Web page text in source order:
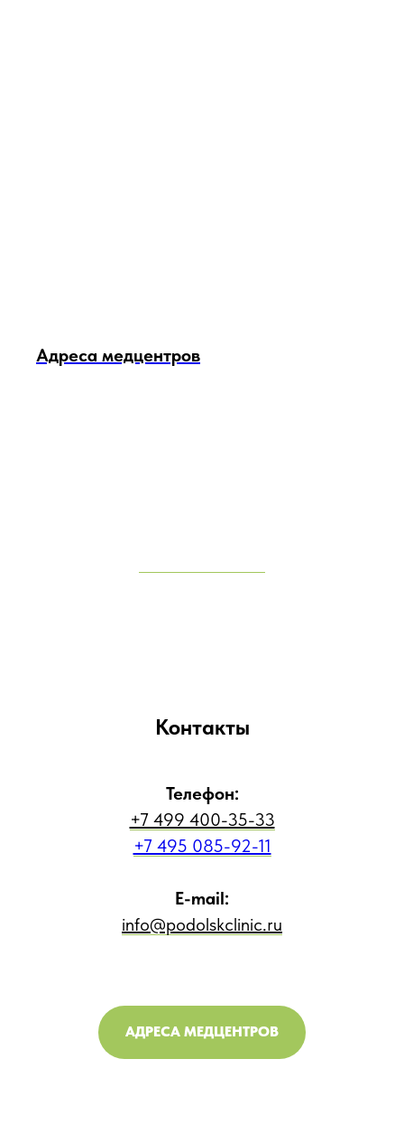
Адреса медцентров
Контакты
Телефон:
+7 499 400-35-33
+7 495 085-92-11
E-mail:
info@podolskclinic.ru
АДРЕСА МЕДЦЕНТРОВ